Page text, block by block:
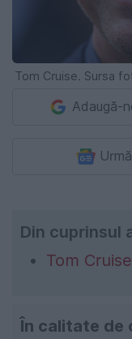
Tom Cruise. Sursa
Adaugă-
Din cuprinsul
Tom
În calitate de